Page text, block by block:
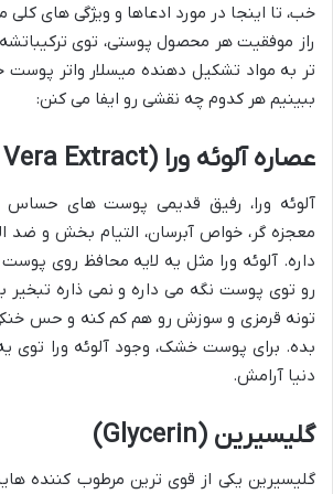
خب، تا اینجا در مورد ادعاها و ویژگی های
راز موفقیت هر محصول پوستی، توی
تر به مواد تشکیل دهنده میسلار واتر پوست
ببینیم هر کدوم چه نقشی رو ایفا می کنن:
عصاره آلوئه ورا (Aloe Vera Extract)
آلوئه ورا، رفیق قدیمی پوست های
معجزه گر، خواص آبرسان، التیام بخش و ضد
داره. آلوئه ورا مثل یه لایه محافظ روی
رو توی پوست نگه می داره و نمی ذاره تبخیر
تونه قرمزی و سوزش رو هم کم کنه و حس
بده. برای پوست خشک، وجود آلوئه ورا توی
دنیا آرامش.
گلیسیرین (Glycerin)
گلیسیرین یکی از قوی ترین مرطوب کننده